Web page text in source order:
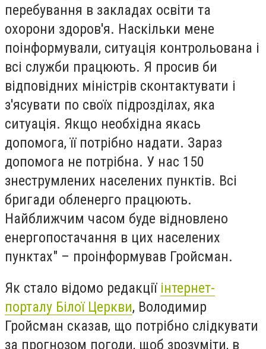
перебування в закладах освіти та
охорони здоров'я. Наскільки мене
поінформували, ситуація контрольована і
всі служби працюють. Я просив би
відповідних міністрів сконтактувати і
з'ясувати по своїх підрозділах, яка
ситуація. Якщо необхідна якась
допомога, її потрібно надати. Зараз
допомога не потрібна. У нас 150
знеструмлених населених пунктів. Всі
бригади обленерго працюють.
Найближчим часом буде відновлено
енергопостачання в цих населених
пунктах" – проінформував Гройсман.
Як стало відомо редакції інтернет-
порталу Білої Церкви, Володимир
Гройсман сказав, що потрібно слідкувати
за прогнозом погоди, щоб зрозуміти, в